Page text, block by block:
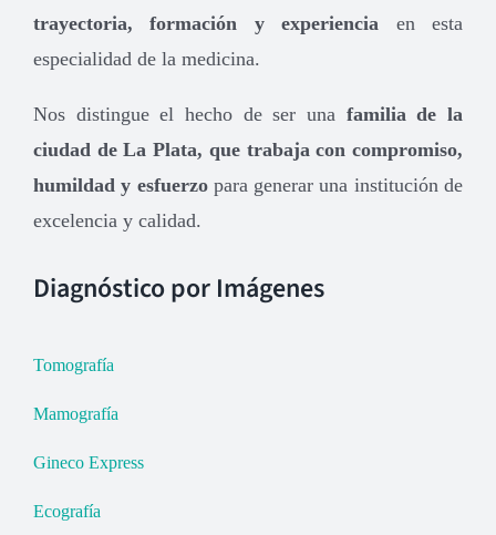
trayectoria, formación y experiencia en esta
especialidad de la medicina.
Nos distingue el hecho de ser una familia de la
ciudad de La Plata, que trabaja con compromiso,
humildad y esfuerzopara generar una institución de
excelencia y calidad.
Diagnóstico por Imágenes
Tomografía
Mamografía
Gineco Express
Ecografía